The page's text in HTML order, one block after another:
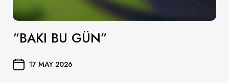
“BAKI BU GÜN”
17 MAY 2026